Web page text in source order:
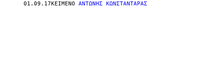
01.09.17ΚΕΊΜΕΝΟ ΑΝΤΏΝΗΣ ΚΩΝΣΤΑΝΤΆΡΑΣ